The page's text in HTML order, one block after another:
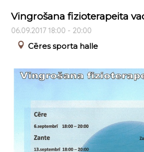
Vingrošana fizioterapeita
06.09.2017 18:00 - 20:00
Cēres sporta halle